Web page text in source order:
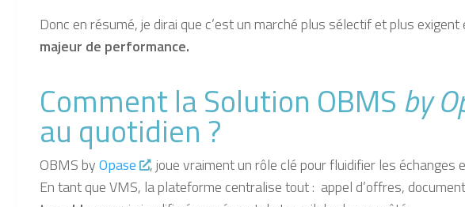
Donc en résumé, je dirai que c’est un marché plus sélectif et plus exigent
majeur de performance.
Comment la Solution OBMS by
au quotidien ?
OBMS byOpase , joue vraimentun rôle clé pour fluidifier les échanges
En tant que VMS, la plateforme centralise tout : appel d’offres,